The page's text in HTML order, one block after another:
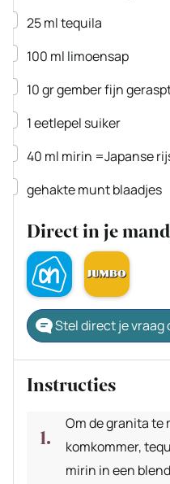
▢
25mltequila
▢
100 ml limoensap
▢
10grgemberfijn
▢
1eetlepel suiker
▢
40 ml mirin =Japanse
▢
gehakte munt blaadjes
Direct in je
Stel direct je vraag
Instructies
Om de granita te
komkommer,
mirin in een